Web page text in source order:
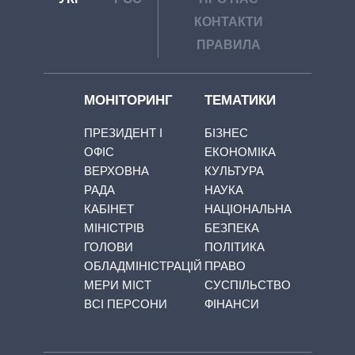
КОНТАКТИ
ПРАВИЛА
МОНІТОРИНГ
ПРЕЗИДЕНТ І
ОФІС
ВЕРХОВНА
РАДА
КАБІНЕТ
МІНІСТРІВ
ГОЛОВИ
ОБЛАДМІНІСТРАЦІЙ
МЕРИ МІСТ
ВСІ ПЕРСОНИ
ТЕМАТИКИ
БІЗНЕС
ЕКОНОМІКА
КУЛЬТУРА
НАУКА
НАЦІОНАЛЬНА
БЕЗПЕКА
ПОЛІТИКА
ПРАВО
СУСПІЛЬСТВО
ФІНАНСИ